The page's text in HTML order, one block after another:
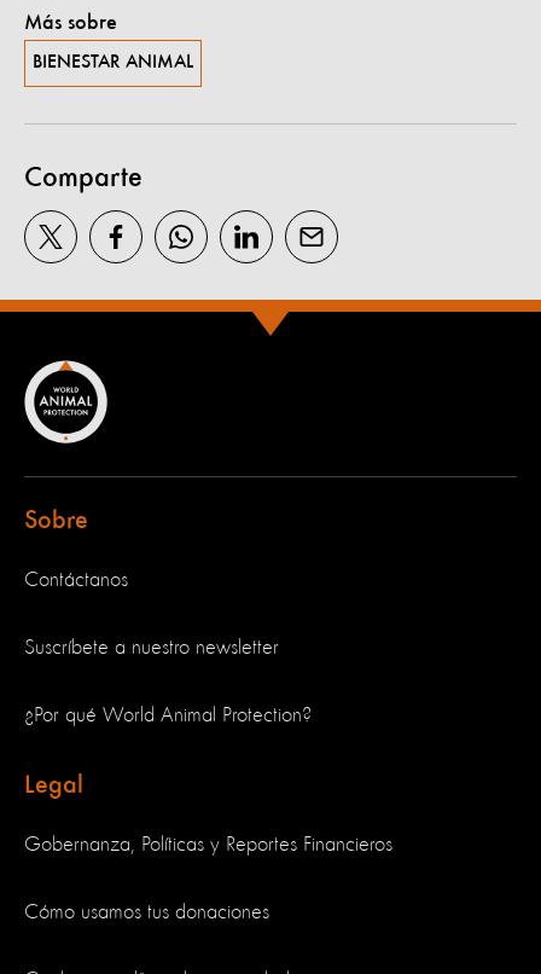
Más sobre
BIENESTAR ANIMAL
Comparte
Sobre
Contáctanos
Suscríbete a nuestro newsletter
¿Por qué World Animal Protection?
Legal
Gobernanza, Políticas y Reportes Financieros
Cómo usamos tus donaciones